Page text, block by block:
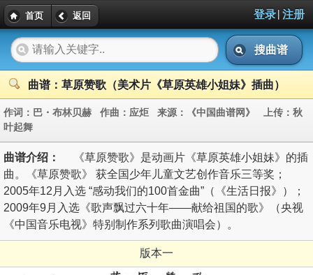
首页 返回 登录| 注册
搜曲谱
曲谱：草原赞歌（美术片《草原英雄小姐妹》插曲）
作词： 巴・布林贝赫 作曲： 应炬 来源： 《中国曲谱网》 上传： 秋
叶起舞
曲谱介绍：
《草原赞歌》是动画片《草原英雄小姐妹》的插
曲。《草原赞歌》 获全国少年儿童文艺创作音乐三等奖；
2005年12月入选 “感动我们的100首金曲”（《生活日报》）；
2009年9月入选《歌声飘过六十年——献给祖国的歌》（央视
《中国音乐电视》特别制作系列歌曲演唱会）。
版本一